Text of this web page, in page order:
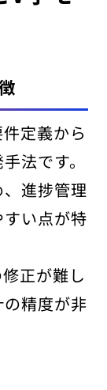
定義から
法です。
進捗管理
い点が特
正が難し
精度が非